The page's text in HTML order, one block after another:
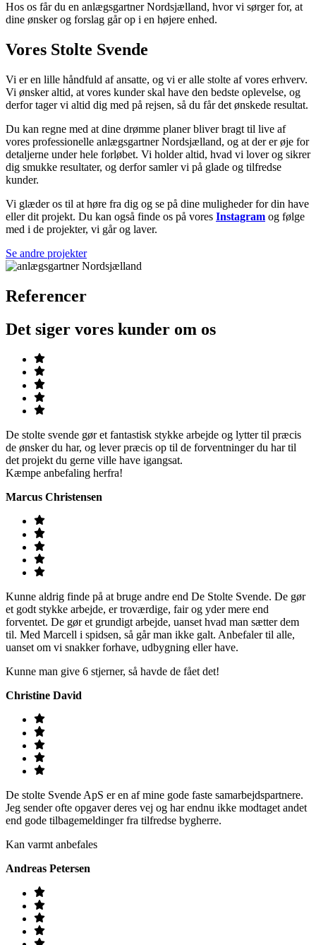
Hos os får du en anlægsgartner Nordsjælland, hvor vi sørger for, at
dine ønsker og forslag går op i en højere enhed.
Vores Stolte Svende
Vi er en lille håndfuld af ansatte, og vi er alle stolte af vores erhverv.
Vi ønsker altid, at vores kunder skal have den bedste oplevelse, og
derfor tager vi altid dig med på rejsen, så du får det ønskede resultat.
Du kan regne med at dine drømme planer bliver bragt til live af
vores professionelle anlægsgartner Nordsjælland, og at der er øje for
detaljerne under hele forløbet. Vi holder altid, hvad vi lover og sikrer
dig smukke resultater, og derfor samler vi på glade og tilfredse
kunder.
Vi glæder os til at høre fra dig og se på dine muligheder for din have
eller dit projekt. Du kan også finde os på vores Instagram og følge
med i de projekter, vi går og laver.
Se andre projekter
Referencer
Det siger vores kunder om os
De stolte svende gør et fantastisk stykke arbejde og lytter til præcis
de ønsker du har, og lever præcis op til de forventninger du har til
det projekt du gerne ville have igangsat.
Kæmpe anbefaling herfra!
Marcus Christensen
Kunne aldrig finde på at bruge andre end De Stolte Svende. De gør
et godt stykke arbejde, er troværdige, fair og yder mere end
forventet. De gør et grundigt arbejde, uanset hvad man sætter dem
til. Med Marcell i spidsen, så går man ikke galt. Anbefaler til alle,
uanset om vi snakker forhave, udbygning eller have.
Kunne man give 6 stjerner, så havde de fået det!
Christine David
De stolte Svende ApS er en af mine gode faste samarbejdspartnere.
Jeg sender ofte opgaver deres vej og har endnu ikke modtaget andet
end gode tilbagemeldinger fra tilfredse bygherre.
Kan varmt anbefales
Andreas Petersen